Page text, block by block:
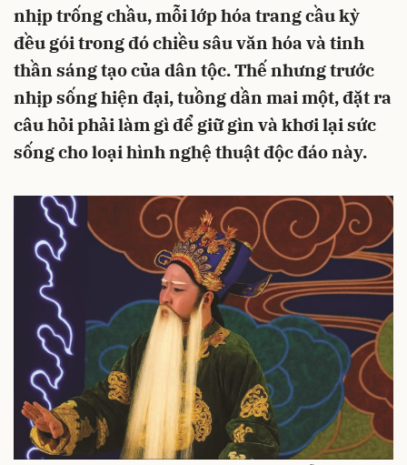
nhịp trống chầu, mỗi lớp hóa trang cầu kỳ
đều gói trong đó chiều sâu văn hóa và tinh
thần sáng tạo của dân tộc. Thế nhưng trước
nhịp sống hiện đại, tuồng dần mai một, đặt ra
câu hỏi phải làm gì để giữ gìn và khơi lại sức
sống cho loại hình nghệ thuật độc đáo này.